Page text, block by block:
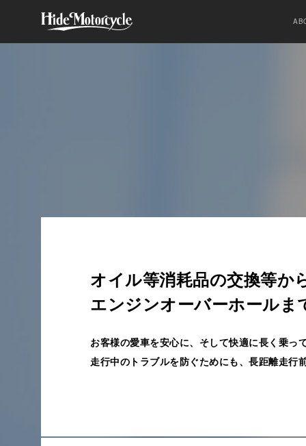
オイル等消耗品の交換等か
エンジンオーバーホールま
お客様の愛車を安心に、そして快適に長く乗っ
走行中のトラブルを防ぐためにも、長距離走行